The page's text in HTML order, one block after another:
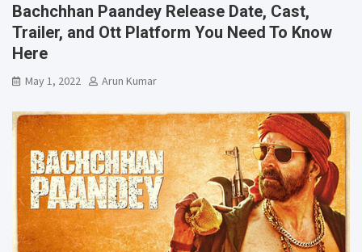
Bachchhan Paandey Release Date, Cast,
Trailer, and Ott Platform You Need To Know
Here
May 1, 2022 Arun Kumar